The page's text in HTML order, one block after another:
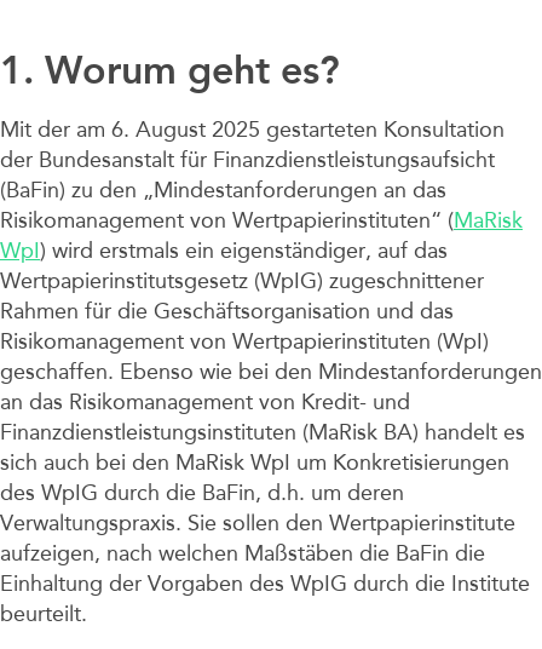
1. Worum geht es?
Mit der am 6. August 2025 gestarteten Konsultation
der Bundesanstalt für Finanzdienstleistungsaufsicht
(BaFin) zu den „Mindestanforderungen an das
Risikomanagement von Wertpapierinstituten“ (MaRisk
WpI) wird erstmals ein eigenständiger, auf das
Wertpapierinstitutsgesetz (WpIG) zugeschnittener
Rahmen für die Geschäftsorganisation und das
Risikomanagement von Wertpapierinstituten (WpI)
geschaffen. Ebenso wie bei den Mindestanforderungen
an das Risikomanagement von Kredit- und
Finanzdienstleistungsinstituten (MaRisk BA) handelt es
sich auch bei den MaRisk WpI um Konkretisierungen
des WpIG durch die BaFin, d.h. um deren
Verwaltungspraxis. Sie sollen den Wertpapierinstitute
aufzeigen, nach welchen Maßstäben die BaFin die
Einhaltung der Vorgaben des WpIG durch die Institute
beurteilt.